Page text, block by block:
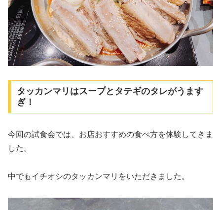
タッカンマリはスープとタテギのタレがうます
ぎ！
今回の試食会では、お店おすすめの食べ方を体験してきま
した。
中でもイチオシのタッカンマリをいただきました。